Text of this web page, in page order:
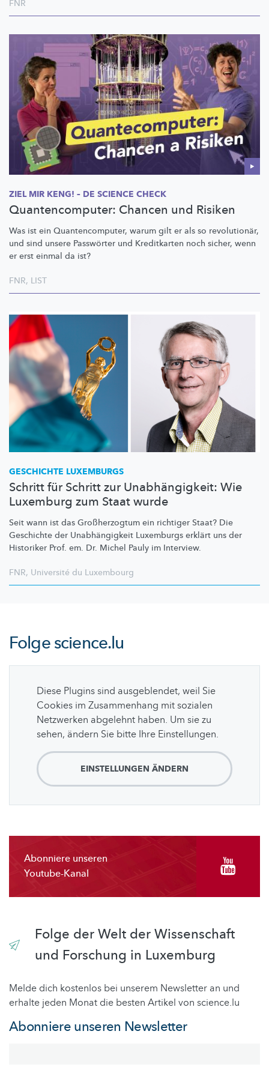
FNR
ZIEL MIR KENG! – DE SCIENCE CHECK
Quantencomputer: Chancen und Risiken
Was ist ein Quantencomputer, warum gilt er als so revolutionär,
und sind unsere Passwörter und Kreditkarten noch sicher, wenn
er erst einmal da ist?
FNR, LIST
GESCHICHTE LUXEMBURGS
Schritt für Schritt zur Unabhängigkeit: Wie
Luxemburg zum Staat wurde
Seit wann ist das Großherzogtum ein richtiger Staat? Die
Geschichte der Unabhängigkeit Luxemburgs erklärt uns der
Historiker Prof. em. Dr. Michel Pauly im Interview.
FNR, Université du Luxembourg
Folgescience.lu
Diese Plugins sind ausgeblendet, weil Sie
Cookies im Zusammenhang mit sozialen
Netzwerken abgelehnt haben. Um sie zu
sehen, ändern Sie bitte Ihre Einstellungen.
EINSTELLUNGEN ÄNDERN
Abonniere unseren
Youtube-Kanal
Folge der Welt der Wissenschaft
und Forschung in Luxemburg
Melde dich kostenlos bei unserem Newsletter an und
erhalte jeden Monat die besten Artikel von science.lu
Abonniere unseren Newsletter